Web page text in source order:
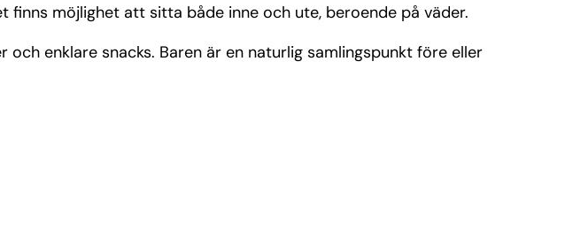
möjlighet att sitta både inne och ute, beroende på väder.
enklare snacks. Baren är en naturlig samlingspunkt före eller